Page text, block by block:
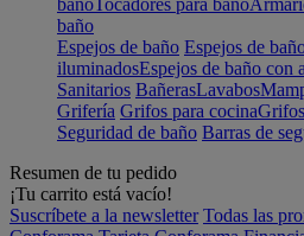
bañoTocadores para baño
baño
Espejos de baño Espejos de
iluminadosEspejos de baño con
Sanitarios BañerasLavabos
Grifería Grifos para cocina
Seguridad de baño Barras de
Resumen de tu pedido
¡Tu carrito está vacío!
Suscríbete a la newsletter Todas las